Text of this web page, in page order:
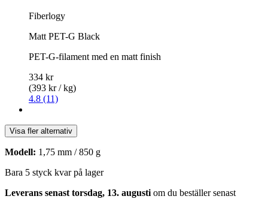
Fiberlogy
Matt PET-G Black
PET-G-filament med en matt finish
334 kr
(393 kr / kg)
4.8 (11)
Visa fler alternativ
Modell: 1,75 mm / 850 g
Bara 5 styck kvar på lager
Leverans senast torsdag, 13. augusti om du beställer senast